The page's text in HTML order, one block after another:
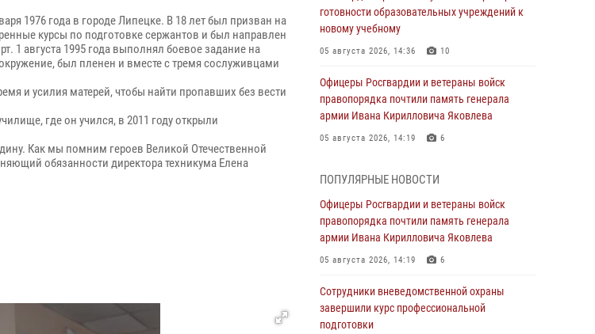
1976 года в городе Липецке. В 18 лет был призван на
курсы по подготовке сержантов и был направлен
1 августа 1995 года выполнял боевое задание на
был пленен и вместе с тремя сослуживцами
и усилия матерей, чтобы найти пропавших без вести
где он учился, в 2011 году открыли
Как мы помним героев Великой Отечественной
обязанности директора техникума Елена
готовности образовательных учреждений к
новому учебному
05 августа 2026, 14:36 10
Офицеры Росгвардии и ветераны войск
правопорядка почтили память генерала
армии Ивана Кирилловича Яковлева
05 августа 2026, 14:19 6
выездов по сигналу «Тревога»
04 августа 2026, 11:36
В ЛНР спецназовцы Росгвардии уничтожили
ударные и разведывательные беспилотники
04 августа 2026, 09:05
Росгвардия обеспечила безопасность
ПОПУЛЯРНЫЕ НОВОСТИ
Офицеры Росгвардии и ветераны войск
правопорядка почтили память генерала
армии Ивана Кирилловича Яковлева
05 августа 2026, 14:19 6
Сотрудники вневедомственной охраны
завершили курс профессиональной
подготовки